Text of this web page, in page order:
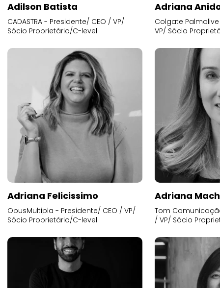
Adilson Batista
CADASTRA - Presidente/ CEO / VP/
Sócio Proprietário/C-level
Adriana
Colgate
VP/ Sócio
Adriana Felicissimo
OpusMultipla - Presidente/ CEO / VP/
Sócio Proprietário/C-level
Adriana
Tom
/ VP/ Sócio